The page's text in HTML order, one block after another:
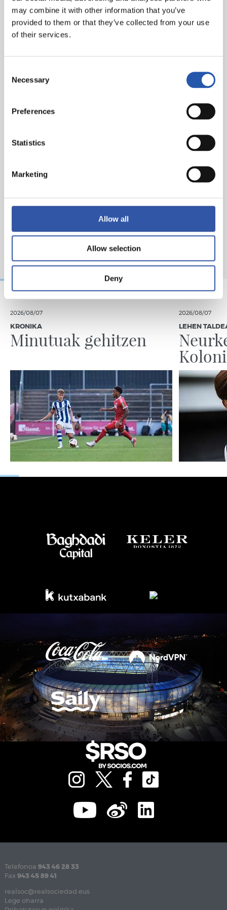
may combine it with other information that you’ve
provided to them or that they’ve collected from your use
of their services.
Selection
Necessary
Preferences
Statistics
Marketing
Allow all
Allow selection
Deny
2026/08/07
KRONIKA
Minutuak gehitzen
2026/08/07
LEHEN
Telefonoa 943 46 28 33
Fax 943 45 89 41
realsoc@realsociedad.eus
Lege oharra